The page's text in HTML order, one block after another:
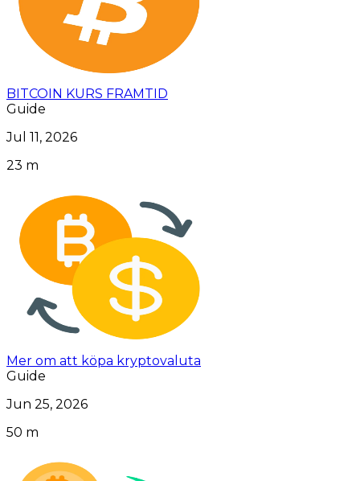
BITCOIN KURS FRAMTID
Guide
Jul 11, 2026
23 m
Mer om att köpa kryptovaluta
Guide
Jun 25, 2026
50 m